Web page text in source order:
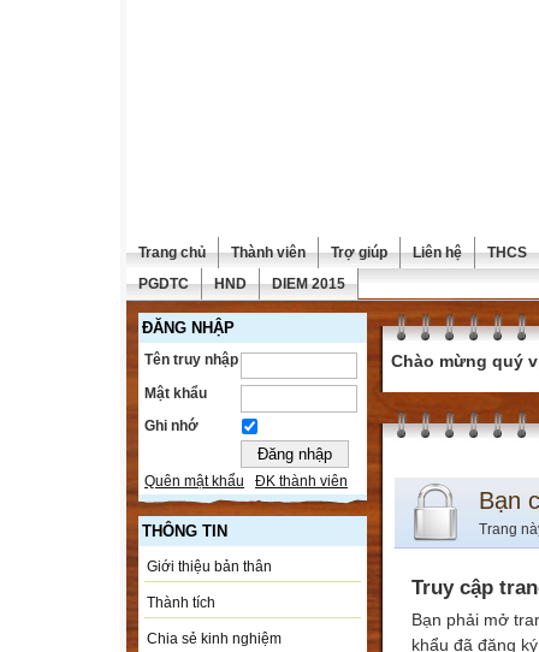
Trang chủ Thành viên Trợ giúp Liên hệ
THCS
PGDTC
HND DIEM 2015
ĐĂNG NHẬP
Tên truy nhập
Mật khẩu
Ghi nhớ
Quên mật khẩu ĐK thành viên
THÔNG TIN
Giới thiệu bản thân
Thành tích
Chia sẻ kinh nghiệm
Chào mừng quý
Bạn
Trang
Truy cập
Bạn phải mở
khẩu đã đăng